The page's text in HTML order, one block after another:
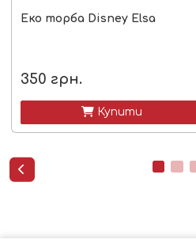
Еко торба Disney Elsa
350 грн.
 Купити
